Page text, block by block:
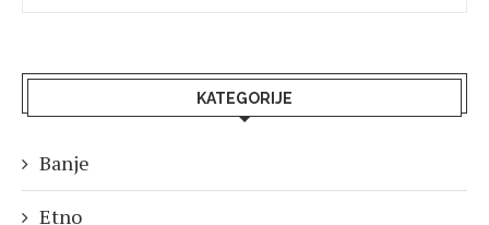
KATEGORIJE
Banje
Etno